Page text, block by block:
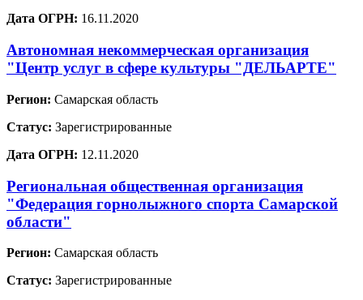
Дата ОГРН: 16.11.2020
Автономная некоммерческая организация
"Центр услуг в сфере культуры "ДЕЛЬАРТЕ"
Регион: Самарская область
Статус: Зарегистрированные
Дата ОГРН: 12.11.2020
Региональная общественная организация
"Федерация горнолыжного спорта Самарской
области"
Регион: Самарская область
Статус: Зарегистрированные